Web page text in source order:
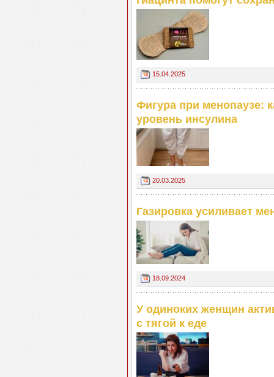
15.04.2025
Фигура при менопаузе:
уровень инсулина
20.03.2025
Газировка усиливает
18.09.2024
У одиноких женщин
с тягой к еде